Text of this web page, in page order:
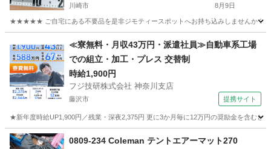
川崎市 8月9日
★★★★★ ご自宅にある不要品を是非ジモティースポットへお持ち込みしませんか？
その他 okuma
≪寮無料・月収43万円・派遣社員≫自動車系工場
での組立・加工・プレス 交替制
時給1,900円
フジ技研株式会社 神奈川支店
藤沢市 提携サイト
★新年度時給UP1,900円／残業・深夜2,375円 更に3か月毎に12万円の奨励金を含む
神奈川 藤沢市 0809-234 Coleman テントエアーマット270